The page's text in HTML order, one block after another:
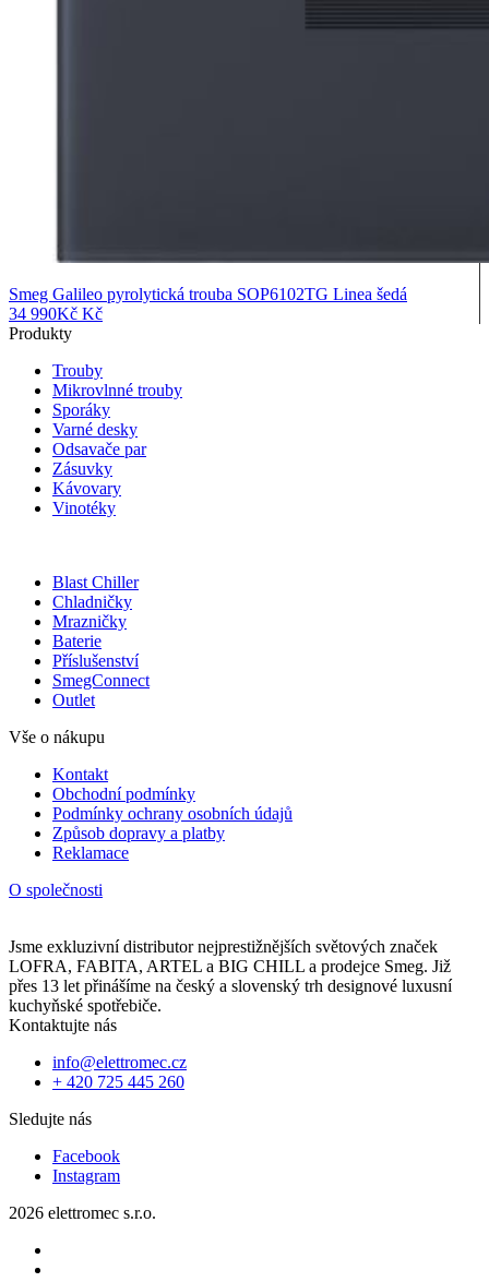
Smeg Galileo pyrolytická trouba SOP6102TG Linea šedá
34 990Kč Kč
Produkty
Trouby
Mikrovlnné trouby
Sporáky
Varné desky
Odsavače par
Zásuvky
Kávovary
Vinotéky
Blast Chiller
Chladničky
Mrazničky
Baterie
Příslušenství
SmegConnect
Outlet
Vše o nákupu
Kontakt
Obchodní podmínky
Podmínky ochrany osobních údajů
Způsob dopravy a platby
Reklamace
O společnosti
Jsme exkluzivní distributor nejprestižnějších světových značek
LOFRA, FABITA, ARTEL a BIG CHILL a prodejce Smeg. Již
přes 13 let přinášíme na český a slovenský trh designové luxusní
kuchyňské spotřebiče.
Kontaktujte nás
info@elettromec.cz
+ 420 725 445 260
Sledujte nás
Facebook
Instagram
2026 elettromec s.r.o.